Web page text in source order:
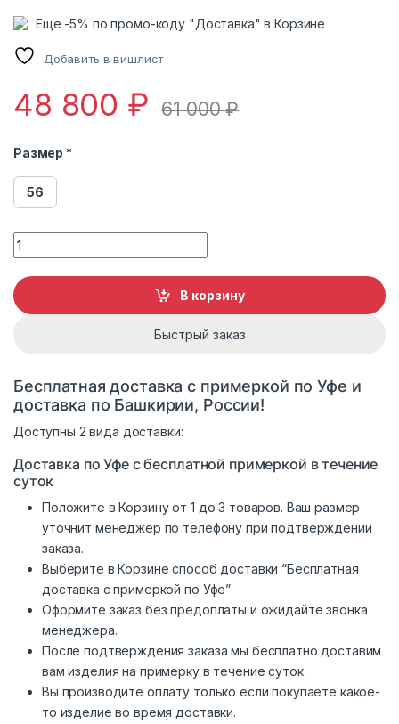
Еще -5% по промо-коду "Доставка" в Корзине
Добавить в вишлист
48 800 ₽ 61 000₽
Размер *
56
Шуба из овчины Керли Юник Т-1931 quantity
В корзину
Быстрый заказ
Бесплатная доставка с примеркой по Уфе и
доставка по Башкирии, России!
Доступны 2 вида доставки:
Доставка по Уфе с бесплатной примеркой в течение
суток
Положите в Корзину от 1 до 3 товаров. Ваш размер
уточнит менеджер по телефону при подтверждении
заказа.
Выберите в Корзине способ доставки “Бесплатная
доставка с примеркой по Уфе”
Оформите заказ без предоплаты и ожидайте звонка
менеджера.
После подтверждения заказа мы бесплатно доставим
вам изделия на примерку в течение суток.
Вы производите оплату только если покупаете какое-
то изделие во время доставки.